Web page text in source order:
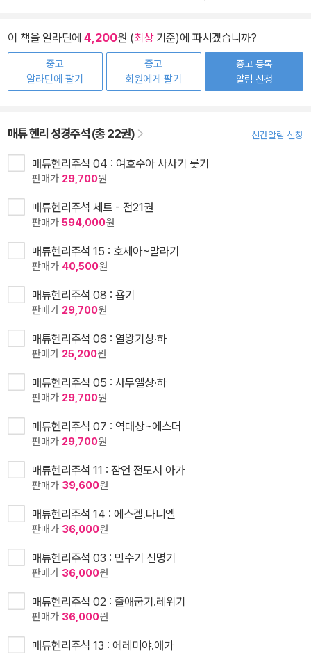
이 책을 알라딘에 4,200원 (최상기준)에 파시겠습니까?
중고
알라딘에 팔기
중고
회원에게 팔기
중고 등록
알림 신청
매튜 헨리 성경주석 (총 22권) 신간알림 신청
매튜헨리주석 04 : 여호수아 사사기 룻기
판매가 29,700원
매튜헨리주석 세트 - 전21권
판매가 594,000원
매튜헨리주석 15 : 호세아~말라기
판매가 40,500원
매튜헨리주석 08 : 욥기
판매가 29,700원
매튜헨리주석 06 : 열왕기상·하
판매가 25,200원
매튜헨리주석 05 : 사무엘상·하
판매가 29,700원
매튜헨리주석 07 : 역대상~에스더
판매가 29,700원
매튜헨리주석 11 : 잠언 전도서 아가
판매가 39,600원
매튜헨리주석 14 : 에스겔.다니엘
판매가 36,000원
매튜헨리주석 03 : 민수기 신명기
판매가 36,000원
매튜헨리주석 02 : 출애굽기.레위기
판매가 36,000원
매튜헨리주석 13 : 에레미야.애가